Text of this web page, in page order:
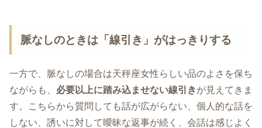
脈なしのときは「線引き」がはっきりする
一方で、脈なしの場合は天秤座女性らしい品のよさを保ち
ながらも、 必要以上に踏み込ませない線引きが見えてきま
す。こちらから質問しても話が広がらない、個人的な話を
しない、誘いに対して曖昧な返事が続く、会話は感じよく